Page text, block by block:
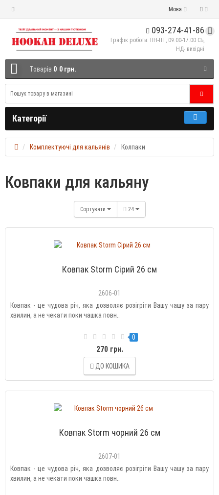
Мова
093-274-41-86
Графік роботи: ПН-ПТ, 09:00-17:00 СБ,
НД- вихідні
Tоварів 0 0 грн.
Категорії
Комплектуючі для кальянів Колпаки
Ковпаки для кальяну
Сортувати 24
Ковпак Storm Сірий 26 см
2606-01
Ковпак - це чудова річ, яка дозволяє розігріти Вашу чашу за пару
хвилин, а не чекати поки чашка повн..
0
270 грн.
ДО КОШИКА
Ковпак Storm чорний 26 см
2607-01
Ковпак - це чудова річ, яка дозволяє розігріти Вашу чашу за пару
хвилин, а не чекати поки чашка повн..